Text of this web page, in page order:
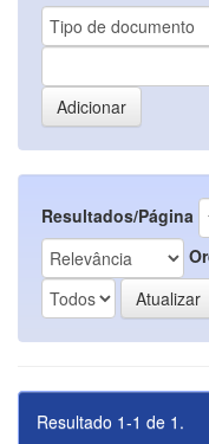
Resultados/Página
Resultado 1-1 de 1.